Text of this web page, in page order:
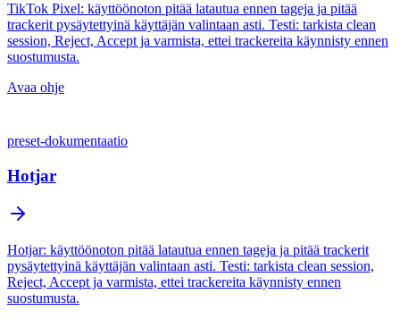
TikTok Pixel: käyttöönoton pitää latautua ennen tageja ja pitää
trackerit pysäytettyinä käyttäjän valintaan asti. Testi: tarkista clean
session, Reject, Accept ja varmista, ettei trackereita käynnisty ennen
suostumusta.
Avaa ohje
preset-dokumentaatio
Hotjar
Hotjar: käyttöönoton pitää latautua ennen tageja ja pitää trackerit
pysäytettyinä käyttäjän valintaan asti. Testi: tarkista clean session,
Reject, Accept ja varmista, ettei trackereita käynnisty ennen
suostumusta.